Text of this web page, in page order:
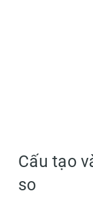
Cấu tạo
so